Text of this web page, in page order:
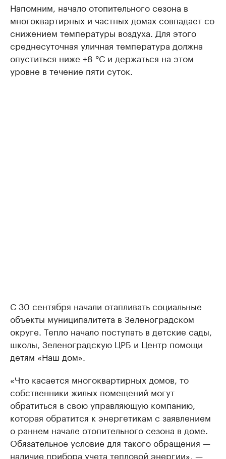
Напомним, начало отопительного сезона в
многоквартирных и частных домах совпадает со
снижением температуры воздуха. Для этого
среднесуточная уличная температура должна
опуститься ниже +8 °С и держаться на этом
уровне в течение пяти суток.
С 30 сентября начали отапливать социальные
объекты муниципалитета в Зеленоградском
округе. Тепло начало поступать в детские сады,
школы, Зеленоградскую ЦРБ и Центр помощи
детям «Наш дом».
«Что касается многоквартирных домов, то
собственники жилых помещений могут
обратиться в свою управляющую компанию,
которая обратится к энергетикам с заявлением
о раннем начале отопительного сезона в доме.
Обязательное условие для такого обращения —
наличие прибора учета тепловой энергии», —